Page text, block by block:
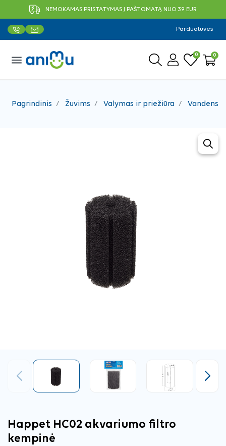
NEMOKAMAS PRISTATYMAS Į PAŠTOMATĄ NUO 39 EUR
Parduotuvės
menu 0 0
Pagrindinis Žuvims Valymas ir priežiūra Vandens
Ankstesnis Tęsti
Happet HC02 akvariumo filtro
kempinė